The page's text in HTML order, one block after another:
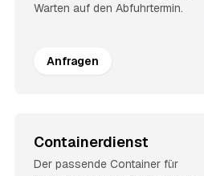
Warten auf den Abfuhrtermin.
Anfragen
Containerdienst
Der passende Container für